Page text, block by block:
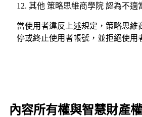
其他 策略思維商學院 認為不適
當使用者違反上述規定，策略思維
停或終止使用者帳號，並拒絕使用
內容所有權與智慧財產權